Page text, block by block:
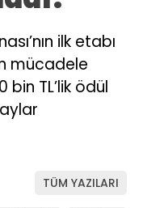
ilk etabı
mücadele
TL’lik ödül
TÜM YAZILARI